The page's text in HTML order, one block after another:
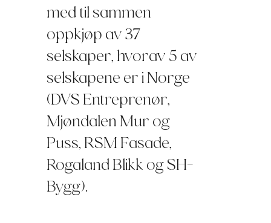
med til sammen
oppkjøp av 37
selskaper, hvorav 5 av
selskapene er i Norge
(DVS Entreprenør,
Mjøndalen Mur og
Puss, RSM Fasade,
Rogaland Blikk og SH-
Bygg).